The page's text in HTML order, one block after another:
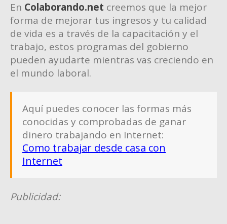
En Colaborando.net creemos que la mejor
forma de mejorar tus ingresos y tu calidad
de vida es a través de la capacitación y el
trabajo, estos programas del gobierno
pueden ayudarte mientras vas creciendo en
el mundo laboral.
Aquí puedes conocer las formas más
conocidas y comprobadas de ganar
dinero trabajando en Internet:
Como trabajar desde casa con
Internet
Publicidad: